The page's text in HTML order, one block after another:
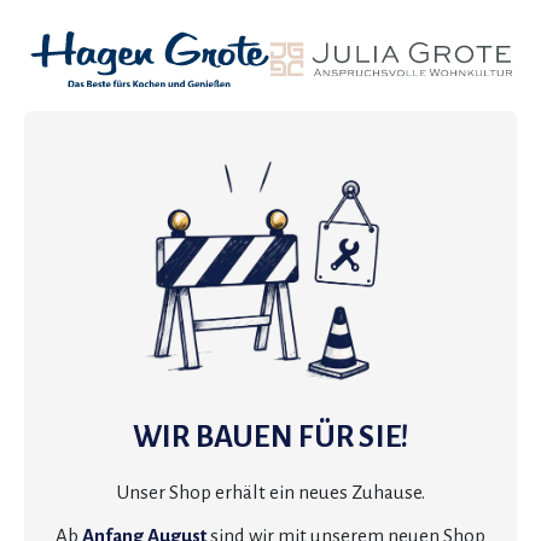
WIR BAUEN FÜR SIE!
Unser Shop erhält ein neues Zuhause.
Ab Anfang Augustsind wir mit unserem neuen Shop